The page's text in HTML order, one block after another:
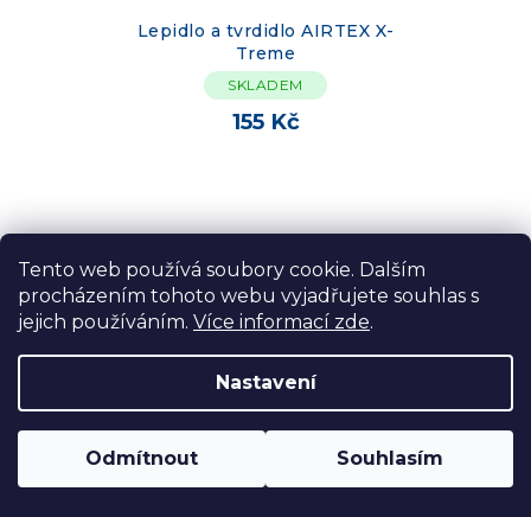
Tento web používá soubory cookie. Dalším
procházením tohoto webu vyjadřujete souhlas s
jejich používáním. Více informací zde.
Nastavení
Odmítnout Souhlasím
Lepidlo a tvrdidlo AIRTEX X-
Treme
SKLADEM
155 Kč